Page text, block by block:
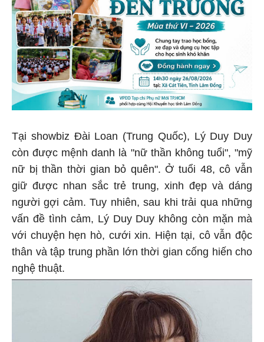
Tại showbiz Đài Loan (Trung Quốc), Lý Duy Duy
còn được mệnh danh là "nữ thần không tuổi", "mỹ
nữ bị thần thời gian bỏ quên". Ở tuổi 48, cô vẫn
giữ được nhan sắc trẻ trung, xinh đẹp và dáng
người gợi cảm. Tuy nhiên, sau khi trải qua những
vấn đề tình cảm, Lý Duy Duy không còn mặn mà
với chuyện hẹn hò, cưới xin. Hiện tại, cô vẫn độc
thân và tập trung phần lớn thời gian cống hiến cho
nghệ thuật.